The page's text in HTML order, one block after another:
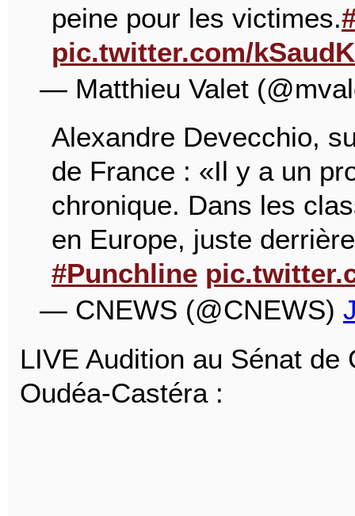
peine pour les victimes.
pic.twitter.com/
— Matthieu Valet
Alexandre Devecchio,
de France : «Il y a un
chronique. Dans les
en Europe, juste
#Punchline
— CNEWS (@CNEWS)
LIVE Audition au Sénat de
Oudéa-Castéra :